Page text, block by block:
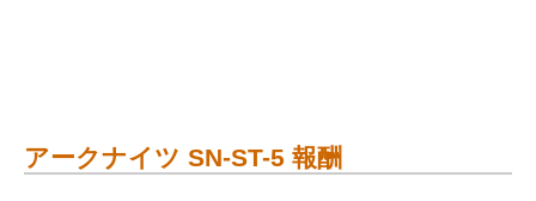
アークナイツ SN-ST-5 報酬